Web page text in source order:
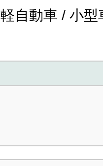
軽自動車 / 小型